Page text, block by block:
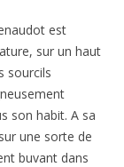
est
sur un haut
sourcils
son habit. A sa
une sorte de
buvant dans